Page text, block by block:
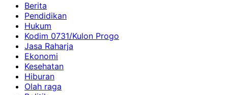
Berita
Pendidikan
Hukum
Kodim 0731/Kulon Progo
Jasa Raharja
Ekonomi
Kesehatan
Hiburan
Olah raga